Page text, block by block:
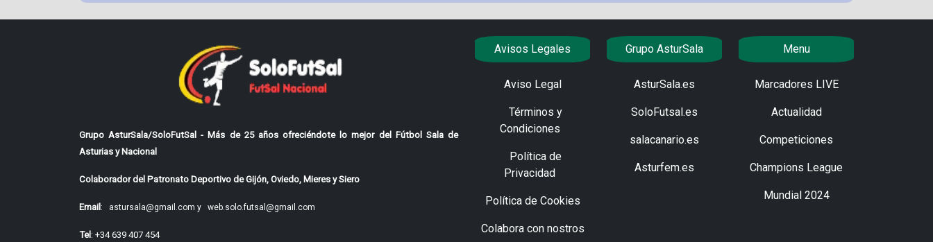
Grupo AsturSala/SoloFutSal - Más de 25 años ofreciéndote lo mejor del Fútbol Sala de
Asturias y Nacional
Colaborador del Patronato Deportivo de Gijón, Oviedo, Mieres y Siero
Email: astursala@gmail.com y web.solo.futsal@gmail.com
Tel: +34 639 407 454
Avisos Legales
Aviso Legal
Términos y
Condiciones
Política de
Privacidad
Política de Cookies
Colabora con nostros
Grupo AsturSala
AsturSala.es
SoloFutsal.es
salacanario.es
Asturfem.es
Menu
Marcadores LIVE
Actualidad
Competiciones
Champions League
Mundial 2024